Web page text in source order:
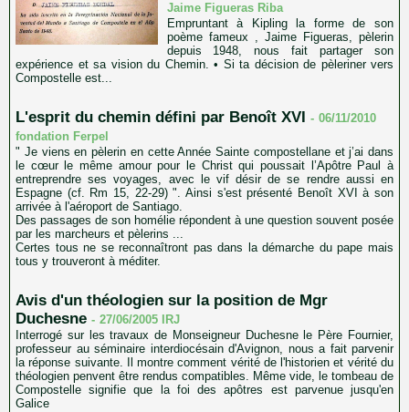
Jaime Figueras Riba
Empruntant à Kipling la forme de son
poème fameux , Jaime Figueras, pèlerin
depuis 1948, nous fait partager son
expérience et sa vision du Chemin. • Si ta décision de pèleriner vers
Compostelle est...
L'esprit du chemin défini par Benoît XVI - 06/11/2010
fondation Ferpel
" Je viens en pèlerin en cette Année Sainte compostellane et j’ai dans
le cœur le même amour pour le Christ qui poussait l’Apôtre Paul à
entreprendre ses voyages, avec le vif désir de se rendre aussi en
Espagne (cf. Rm 15, 22-29) ". Ainsi s'est présenté Benoît XVI à son
arrivée à l'aéroport de Santiago.
Des passages de son homélie répondent à une question souvent posée
par les marcheurs et pèlerins ...
Certes tous ne se reconnaîtront pas dans la démarche du pape mais
tous y trouveront à méditer.
Avis d'un théologien sur la position de Mgr
Duchesne - 27/06/2005
IRJ
Interrogé sur les travaux de Monseigneur Duchesne le Père Fournier,
professeur au séminaire interdiocésain d'Avignon, nous a fait parvenir
la réponse suivante. Il montre comment vérité de l'historien et vérité du
théologien penvent être rendus compatibles. Même vide, le tombeau de
Compostelle signifie que la foi des apôtres est parvenue jusqu'en
Galice